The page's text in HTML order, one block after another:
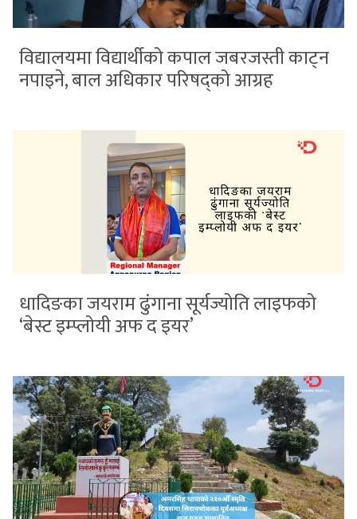
विद्यालयमा विद्यार्थीको कपाल जबरजस्ती काट्न
नपाइने, बाल अधिकार परिषद्को आग्रह
धादिङका जयराम ढुंगाना सूर्यज्योति लाइफको
‘बेस्ट इम्प्लोयी अफ द इयर’